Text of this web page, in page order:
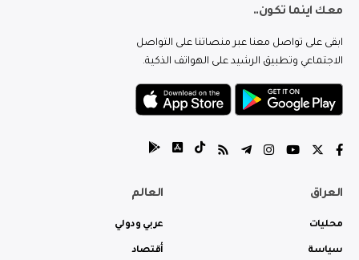
معك اينما تكون..
ابقى على تواصل معنا عبر منصاتنا على التواصل
الاجتماعي وتطبيق الرشيد على الهواتف الذكية.
العراق
محليات
سياسة
العالم
عربي ودولي
أقتصاد